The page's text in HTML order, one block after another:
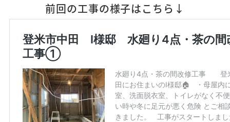
前回の工事の様子はこちら↓